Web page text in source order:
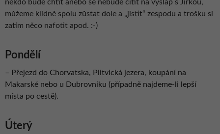
někdo bude chtít anebo se nebude cítit na výšlap s Jirkou,
můžeme klidně spolu zůstat dole a „jistit“ zespodu a trošku si
zatím něco nafotit apod. :-)
Pondělí
– Přejezd do Chorvatska, Plitvická jezera, koupání na
Makarské nebo u Dubrovníku (případně najdeme-li lepší
místa po cestě).
Úterý